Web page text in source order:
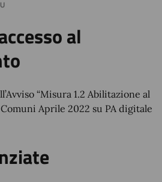
al
“Misura 1.2 Abilitazione al
Aprile 2022 su PA digitale